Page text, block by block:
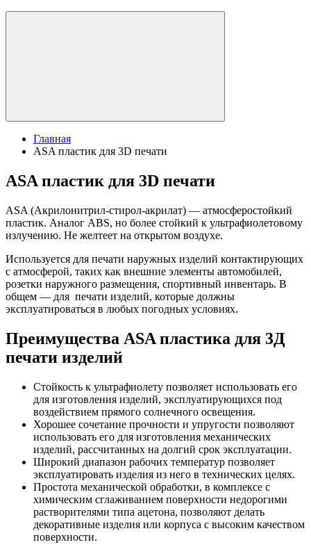
Главная
ASA пластик для 3D печати
ASA пластик для 3D печати
ASA (Акрилонитрил-стирол-акрилат) — атмосферостойкий
пластик. Аналог ABS, но более стойкий к ультрафиолетовому
излучению. Не желтеет на открытом воздухе.
Используется для печати наружных изделий контактирующих
с атмосферой, таких как внешние элементы автомобилей,
розетки наружного размещения, спортивный инвентарь. В
общем — для печати изделий, которые должны
эксплуатироваться в любых погодных условиях.
Преимущества ASA пластика для 3Д
печати изделий
Стойкость к ультрафиолету позволяет использовать его
для изготовления изделий, эксплуатирующихся под
воздействием прямого солнечного освещения.
Хорошее сочетание прочности и упругости позволяют
использовать его для изготовления механических
изделий, рассчитанных на долгий срок эксплуатации.
Широкий диапазон рабочих температур позволяет
эксплуатировать изделия из него в технических целях.
Простота механической обработки, в комплексе с
химическим сглаживанием поверхности недорогими
растворителями типа ацетона, позволяют делать
декоративные изделия или корпуса с высоким качеством
поверхности.